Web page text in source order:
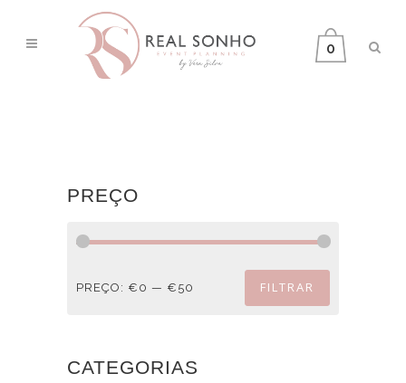
0
PREÇO
FILTRAR
PREÇO: €0 — €50
CATEGORIAS